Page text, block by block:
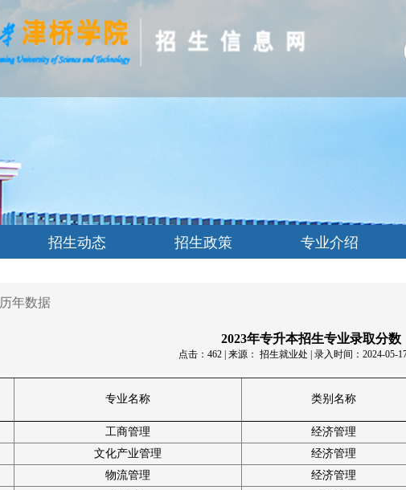
招生动态 招生政策 专业介绍
历年数据
2023年专升本招生专业录取分数
点击： 462 | 来源： 招生就业处 | 录入时间：2024-05-
专业名称 类别名称
工商管理 经济管理
文化产业管理 经济管理
物流管理 经济管理